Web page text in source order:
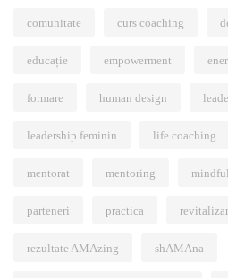
comunitate curs coaching
educație empowerment
formare human design
leadership feminin life coaching
mentorat mentoring
parteneri practica
rezultate AMAzing shAMAna